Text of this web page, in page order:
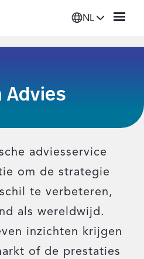
NL
adviesservice
om de strategie
te verbeteren,
als wereldwijd.
inzichten krijgen
of de prestaties